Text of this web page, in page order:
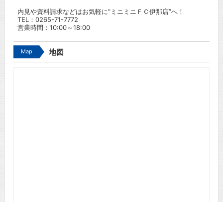
内見や資料請求などはお気軽に”ミニミニＦＣ伊那店”へ！
TEL： 0265-71-7772
営業時間：10:00～18:00
Map 地図